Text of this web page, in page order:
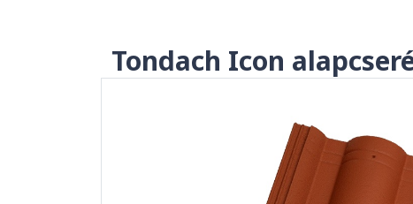
Tondach Icon